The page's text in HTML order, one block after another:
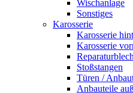
Wischanlage
Sonstiges
Karosserie
Karosserie
Karosserie
Stoßstangen
Türen /
Anbauteile